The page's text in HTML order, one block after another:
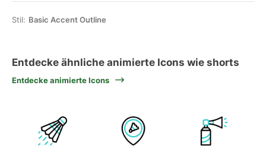
Stil: Basic Accent Outline
Entdecke ähnliche animierte Icons wie shorts
Entdecke animierte Icons